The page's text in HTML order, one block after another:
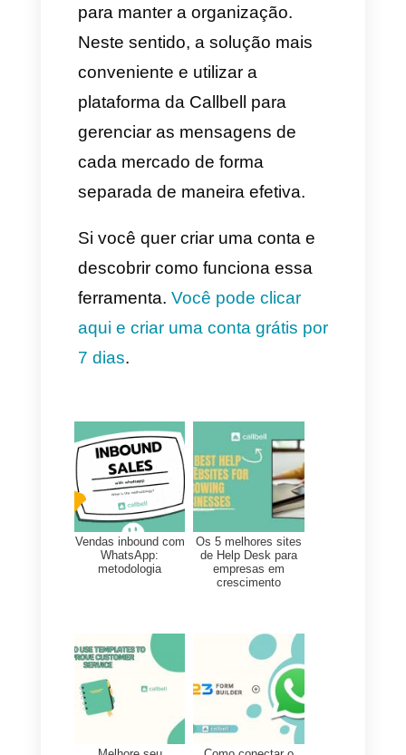
Telegram, Instagram Direct e
Facebook Messenger) numa
única plataforma. A mesma
conta com múltiplas
funcionalidades que permitem a
times de venda, suporte e call
centers, gerenciar os leads e
conseguir mais vendas,
monitorar os clientes e
colaboradores, analisar as
empresa, automatizar
processos e conversações,
assim como também realizar
atividades de marketing como
envios massivos de
venda.
Como você pode ver, a
é uma ferramenta super